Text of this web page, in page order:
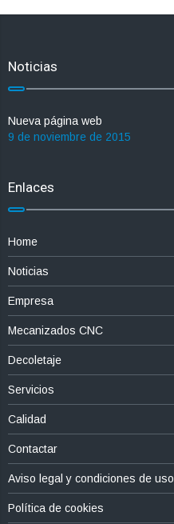
Noticias
Nueva página web
9 de noviembre de 2015
Enlaces
Home
Noticias
Empresa
Mecanizados CNC
Decoletaje
Servicios
Calidad
Contactar
Aviso legal y condiciones de uso
Política de cookies